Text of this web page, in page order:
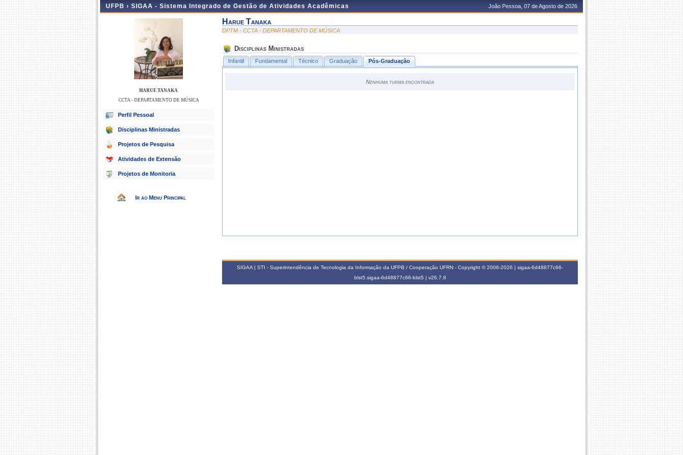
UFPB › SIGAA - Sistema Integrado de Gestão de Atividades Acadêmicas João Pessoa, 07 de Agosto de 2026
HARUE TANAKA
CCTA - DEPARTAMENTO DE MÚSICA
Perfil Pessoal
Disciplinas Ministradas
Projetos de Pesquisa
Atividades de Extensão
Projetos de Monitoria
Ir ao Menu Principal
Harue Tanaka
DPTM - CCTA - DEPARTAMENTO DE MÚSICA
Disciplinas Ministradas
Infantil Fundamental Técnico Graduação Pós-Graduação
Nenhuma turma encontrada
SIGAA | STI - Superintendência de Tecnologia da Informação da UFPB / Cooperação UFRN - Copyright © 2006-2026 | sigaa-6d48877c66-
blst5.sigaa-6d48877c66-blst5 | v26.7.8